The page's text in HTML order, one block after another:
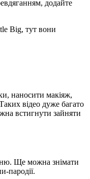
додайте
Big, тут вони
наносити макіяж,
відео дуже багато
встигнути зайняти
Ще можна знімати
пародії.